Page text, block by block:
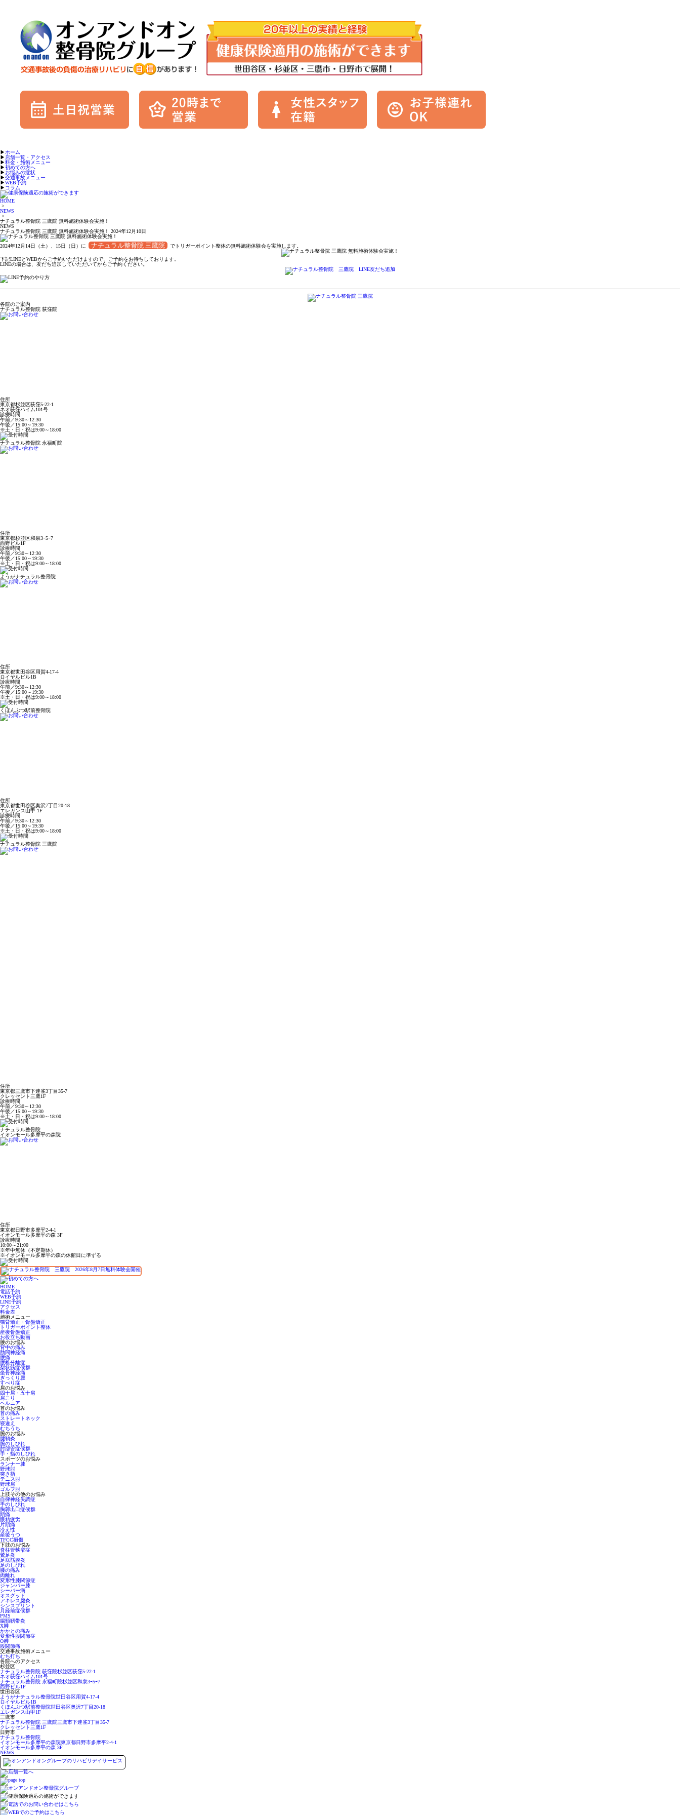
▶︎ ホーム
▶︎ 店舗一覧・アクセス
▶︎料金・施術メニュー
▶︎初めての方へ
▶︎ お悩みの症状
▶︎交通事故メニュー
▶︎WEB予約
▶︎ コラム
HOME
>
NEWS
>
ナチュラル整骨院 三鷹院 無料施術体験会実施！
NEWS
ナチュラル整骨院 三鷹院 無料施術体験会実施！
2024年12月10日
2024年12月14日（土）、15日（日）に ナチュラル整骨院 三鷹院 で トリガーポイント整体の無料施術体験会を実施します。
下記LINEとWEBからご予約いただけますので、ご予約をお待ちしております。
LINEの場合は、友だち追加していただいてからご予約ください。
各院のご案内
ナチュラル整骨院 荻窪院
住所
東京都杉並区荻窪5-22-1
ネオ荻窪ハイム101号
診療時間
午前／9:30～12:30
午後／15:00～19:30
※土・日・祝は9:00～18:00
ナチュラル整骨院 永福町院
住所
東京都杉並区和泉3ｰ5ｰ7
西野ビル1F
診療時間
午前／9:30～12:30
午後／15:00～19:30
※土・日・祝は9:00～18:00
ようがナチュラル整骨院
住所
東京都世田谷区用賀4-17-4
ロイヤルビル1B
診療時間
午前／9:30～12:30
午後／15:00～19:30
※土・日・祝は9:00～18:00
くほんぶつ駅前整骨院
住所
東京都世田谷区奥沢7丁目20-18
エレガンス山甲 1F
診療時間
午前／9:30～12:30
午後／15:00～19:30
※土・日・祝は9:00～18:00
ナチュラル整骨院 三鷹院
住所
東京都三鷹市下連雀3丁目35-7
クレッセント三鷹1F
診療時間
午前／9:30～12:30
午後／15:00～19:30
※土・日・祝は9:00～18:00
ナチュラル整骨院
イオンモール多摩平の森院
住所
東京都日野市多摩平2-4-1
イオンモール多摩平の森 3F
診療時間
10:00～21:00
※年中無休（不定期休）
※イオンモール多摩平の森の休館日に準ずる
HOME
電話予約
WEB予約
LINE予約
アクセス
料金表
施術メニュー
猫背矯正・骨盤矯正
トリガーポイント整体
産後骨盤矯正
お役立ち動画
腰のお悩み
背中の痛み
肋間神経痛
腰痛
腰椎分離症
梨状筋症候群
坐骨神経痛
ぎっくり腰
すべり症
肩のお悩み
四十肩・五十肩
肩こり
ヘルニア
首のお悩み
首の痛み
ストレートネック
寝違え
むちうち
腕のお悩み
腱鞘炎
腕のしびれ
肘部管症候群
手・指のしびれ
スポーツのお悩み
ランナー膝
野球肘
突き指
テニス肘
野球肩
ゴルフ肘
上肢その他のお悩み
自律神経失調症
手のしびれ
胸郭出口症候群
頭痛
眼精疲労
片頭痛
冷え性
産後うつ
TFCC損傷
下肢のお悩み
脊柱管狭窄症
鷲足炎
足底筋膜炎
足のしびれ
膝の痛み
肉離れ
変形性膝関節症
ジャンパー膝
シーバー病
オスグッド
アキレス腱炎
シンスプリント
月経前症候群
PMS
腸頸靭帯炎
X脚
かかとの痛み
変形性股関節症
O脚
股関節痛
交通事故施術メニュー
むち打ち
各院へのアクセス
杉並区
ナチュラル整骨院 荻窪院杉並区荻窪5-22-1
ネオ荻窪ハイム101号
ナチュラル整骨院 永福町院杉並区和泉3ｰ5ｰ7
西野ビル1F
世田谷区
ようがナチュラル整骨院世田谷区用賀4-17-4
ロイヤルビル1B
くほんぶつ駅前整骨院世田谷区奥沢7丁目20-18
エレガンス山甲1F
三鷹市
ナチュラル整骨院 三鷹院三鷹市下連雀3丁目35-7
クレッセント三鷹1F
日野市
ナチュラル整骨院
イオンモール多摩平の森院東京都日野市多摩平2-4-1
イオンモール多摩平の森 3F
NEWS